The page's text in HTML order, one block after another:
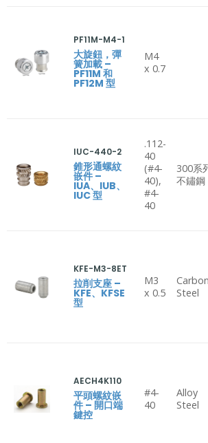
PF11M-M4-1
大旋鈕，彈
簧加載 –
PF11M 和
PF12M 型
M4
x 0.7
IUC-440-2
錐形通螺紋
嵌件 –
IUA、IUB、
IUC 型
.112-
40
(#4-
40),
#4-
40
300系
不鏽鋼
KFE-M3-8ET
拉削支座 –
KFE、KFSE
型
M3
x 0.5
Carbon
Steel
AECH4K110
平頭螺紋嵌
件 – 開口端
鍵控
#4-
40
Alloy
Steel